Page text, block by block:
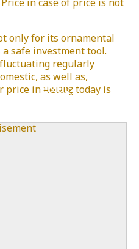
in case of price is not
only for its ornamental
safe investment tool.
regularly
as well as,
in મહારાષ્ટ્ર today is